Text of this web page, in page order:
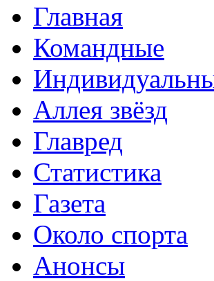
Главная
Командные
Аллея звёзд
Главред
Статистика
Газета
Около спорта
Анонсы